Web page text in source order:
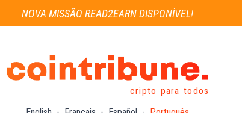
NOVA MISSÃO READ2EARN DISPONÍVEL!
cripto para todos